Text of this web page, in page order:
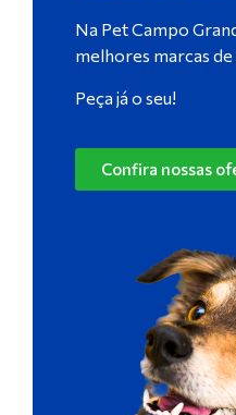
Na Pet Campo
melhores marcas de
Peça já o seu!
Confira nossas